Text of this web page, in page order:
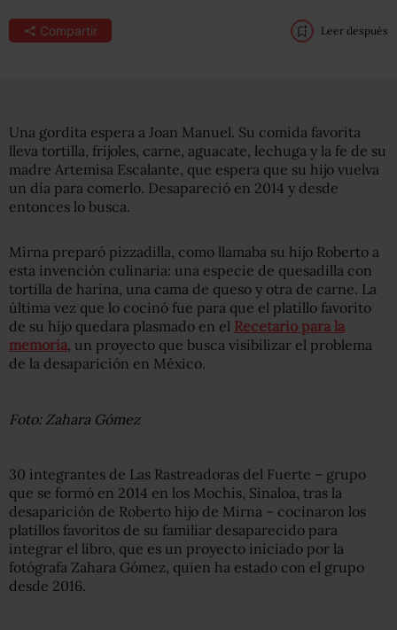
Compartir Leer después
Una gordita espera a Joan Manuel. Su comida favorita
lleva tortilla, frijoles, carne, aguacate, lechuga y la fe de su
madre Artemisa Escalante, que espera que su hijo vuelva
un día para comerlo. Desapareció en 2014 y desde
entonces lo busca.
Mirna preparó pizzadilla, como llamaba su hijo Roberto a
esta invención culinaria: una especie de quesadilla con
tortilla de harina, una cama de queso y otra de carne. La
última vez que lo cocinó fue para que el platillo favorito
de su hijo quedara plasmado en el Recetario para la
memoria, un proyecto que busca visibilizar el problema
de la desaparición en México.
Foto: Zahara Gómez
30 integrantes de Las Rastreadoras del Fuerte – grupo
que se formó en 2014 en los Mochis, Sinaloa, tras la
desaparición de Roberto hijo de Mirna – cocinaron los
platillos favoritos de su familiar desaparecido para
integrar el libro, que es un proyecto iniciado por la
fotógrafa Zahara Gómez, quien ha estado con el grupo
desde 2016.